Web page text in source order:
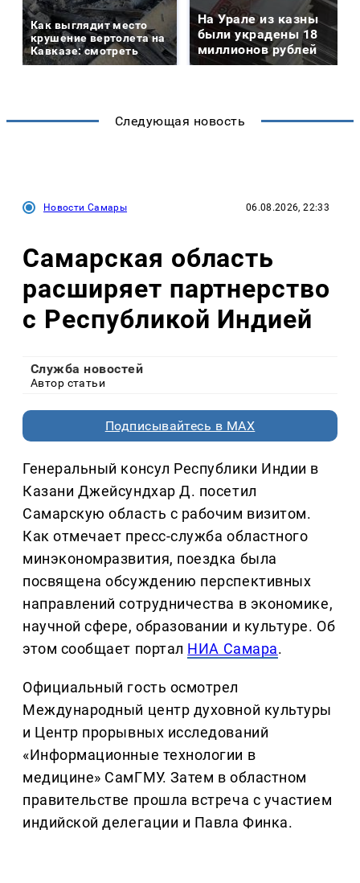
Как выглядит место
крушение вертолета на
Кавказе: смотреть
На Урале из казны
были украдены 18
миллионов рублей
Следующая новость
Новости Самары 06.08.2026, 22:33
Самарская область
расширяет партнерство
с Республикой Индией
Служба новостей
Автор статьи
Подписывайтесь в MAX
Генеральный консул Республики Индии в
Казани Джейсундхар Д. посетил
Самарскую область с рабочим визитом.
Как отмечает пресс-служба областного
минэкономразвития, поездка была
посвящена обсуждению перспективных
направлений сотрудничества в экономике,
научной сфере, образовании и культуре. Об
этом сообщает портал НИА Самара.
Официальный гость осмотрел
Международный центр духовной культуры
и Центр прорывных исследований
«Информационные технологии в
медицине» СамГМУ. Затем в областном
правительстве прошла встреча с участием
индийской делегации и Павла Финка.